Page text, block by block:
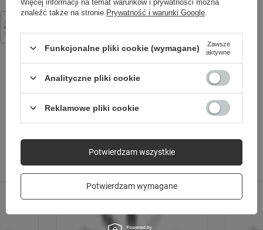
DOKŁADNIEJSZA LOKALIZACJA
Łańcuch świetlny Solarny LED PRZEZROCZYSTE KULKI SCB61 6,5m
Poprzedni z tej kategorii Następny z tej kategorii
Więcej informacji na temat warunków i prywatności można
znaleźć także na stronie Prywatność i warunki Google
Funkcjonalne pliki cookie (wymagane)
Zawsze
aktywne
Analityczne pliki cookie
Reklamowe pliki cookie
Potwierdzam wymagane
Potwierdzam wszystkie